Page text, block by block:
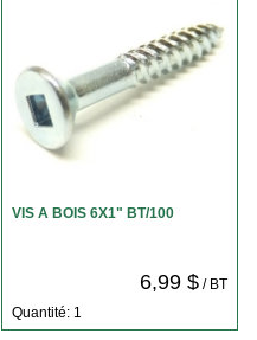
VIS A BOIS 6X1" BT/100
6,99 $/ BT
Quantité: 1